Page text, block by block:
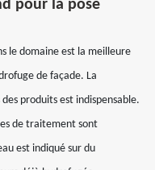
pour la pose
le domaine est la meilleure
de façade. La
produits est indispensable.
de traitement sont
est indiqué sur du